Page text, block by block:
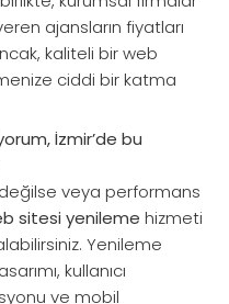
ajansların fiyatları
kaliteli bir web
ciddi bir katma
İzmir’de bu
veya performans
sitesi yenileme hizmeti
Yenileme
kullanıcı
ve mobil